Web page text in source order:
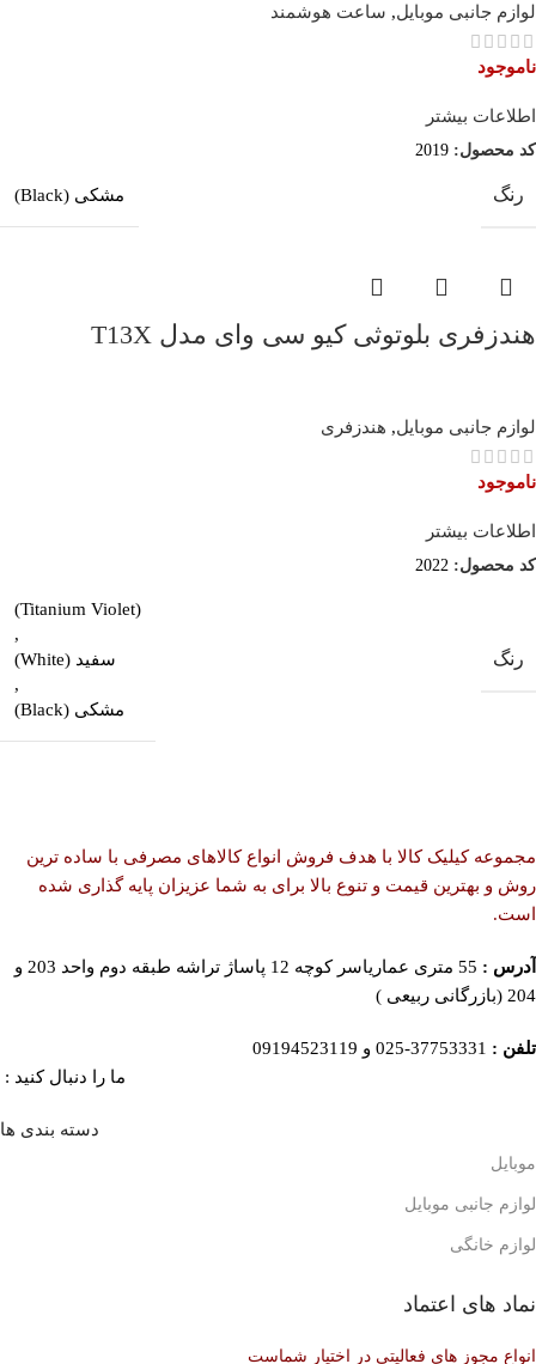
لوازم جانبی موبایل, ساعت هوشمند
ناموجود
اطلاعات بیشتر
کد محصول: 2019
رنگ مشکی (Black)
هندزفری بلوتوثی کیو سی وای مدل T13X
لوازم جانبی موبایل, هندزفری
ناموجود
اطلاعات بیشتر
کد محصول: 2022
رنگ
(Titanium Violet)
,
سفید (White)
,
مشکی (Black)
مجموعه کیلیک کالا با هدف فروش انواع کالاهای مصرفی با ساده ترین
روش و بهترین قیمت و تنوع بالا برای به شما عزیزان پایه گذاری شده
است.
آدرس :
55 متری عماریاسر کوچه 12 پاساژ تراشه طبقه دوم واحد 203 و
204 (بازرگانی ربیعی )
تلفن : 37753331-025 و 09194523119
ما را دنبال کنید :
دسته بندی ها
موبایل
لوازم جانبی موبایل
لوازم خانگی
نماد های اعتماد
انواع مجوز های فعالیتی در اختیار شماست